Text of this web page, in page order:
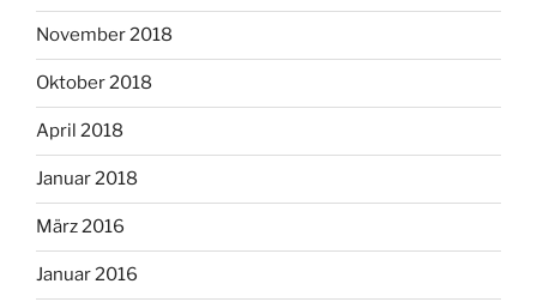
November 2018
Oktober 2018
April 2018
Januar 2018
März 2016
Januar 2016